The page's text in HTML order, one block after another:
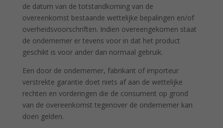
de datum van de totstandkoming van de
overeenkomst bestaande wettelijke bepalingen en/of
overheidsvoorschriften. Indien overeengekomen staat
de ondernemer er tevens voor in dat het product
geschikt is voor ander dan normaal gebruik.
Een door de ondernemer, fabrikant of importeur
verstrekte garantie doet niets af aan de wettelijke
rechten en vorderingen die de consument op grond
van de overeenkomst tegenover de ondernemer kan
doen gelden.